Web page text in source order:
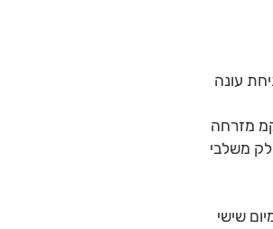
עונה
הגדולות וההצפות שהיו נחלת יושבי החוף והחלקים הסמוכים אליו עד כ15קמ מזרחה
משלבי
שישי